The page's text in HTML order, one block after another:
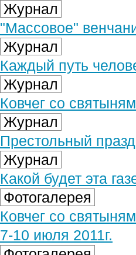
Журнал
"Массовое"
Журнал
Каждый путь
Журнал
Ковчег со
Журнал
Престольный
Журнал
Какой будет эта
Фотогалерея
Ковчег со
7-10 июля 2011г.